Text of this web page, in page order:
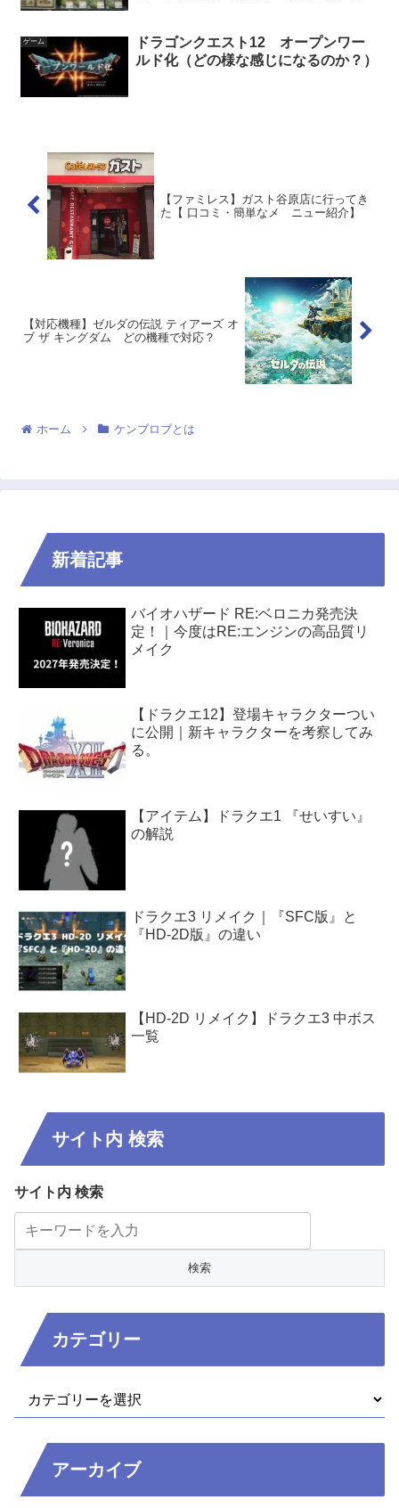
ゲーム
ドラゴンクエスト12 オープンワー
ルド化（どの様な感じになるのか？）
【ファミレス】ガスト谷原店に行ってき
た【 口コミ・簡単なメ ニュー紹介】
【対応機種】ゼルダの伝説 ティアーズ オ
ブ ザ キングダム どの機種で対応？
ホーム ケンブロブとは
新着記事
バイオハザード RE:ベロニカ発売決
定！｜今度はRE:エンジンの高品質リ
メイク
【ドラクエ12】登場キャラクターつい
に公開｜新キャラクターを考察してみ
る。
【アイテム】ドラクエ1 『せいすい』
の解説
ドラクエ3 リメイク｜『SFC版』と
『HD-2D版』の違い
【HD-2D リメイク】ドラクエ3 中ボス
一覧
サイト内 検索
サイト内 検索
カテゴリー
アーカイブ